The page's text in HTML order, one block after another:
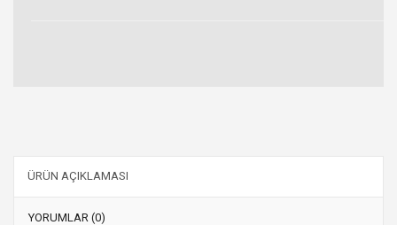
ÜRÜN AÇIKLAMASI
YORUMLAR (0)